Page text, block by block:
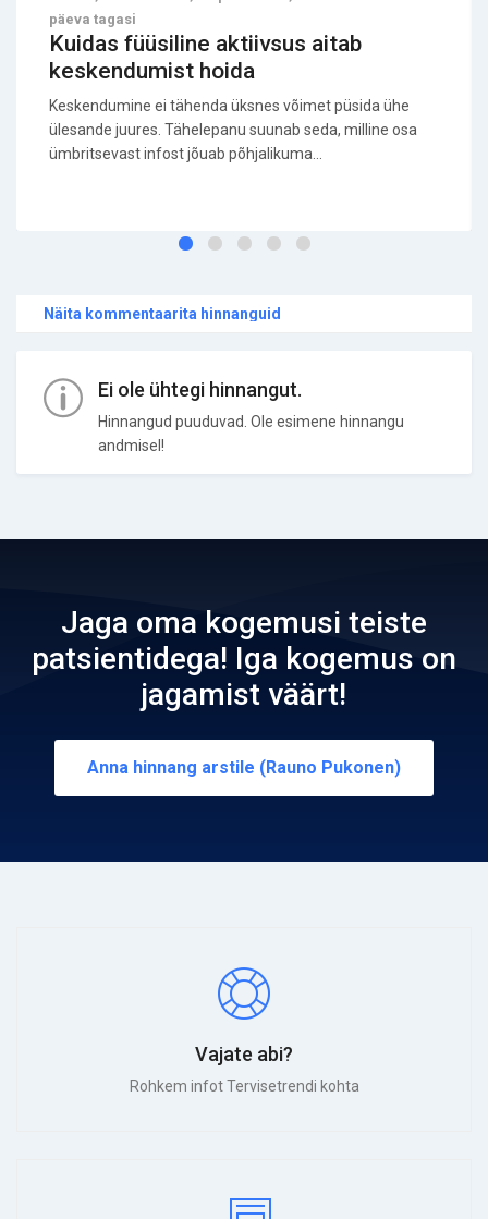
päeva tagasi
Kuidas füüsiline aktiivsus aitab
keskendumist hoida
Keskendumine ei tähenda üksnes võimet püsida ühe
ülesande juures. Tähelepanu suunab seda, milline osa
ümbritsevast infost jõuab põhjalikuma...
Näita kommentaarita hinnanguid
Ei ole ühtegi hinnangut.
Hinnangud puuduvad. Ole esimene hinnangu
andmisel!
Jaga oma kogemusi teiste
patsientidega! Iga kogemus on
jagamist väärt!
Anna hinnang arstile (Rauno Pukonen)
Vajate abi?
Rohkem infot Tervisetrendi kohta